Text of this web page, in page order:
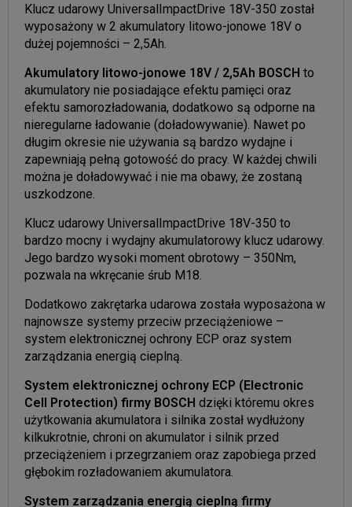
Klucz udarowy UniversalImpactDrive 18V-350 został
wyposażony w 2 akumulatory litowo-jonowe 18V o
dużej pojemności – 2,5Ah.
Akumulatory litowo-jonowe 18V / 2,5Ah BOSCH to
akumulatory nie posiadające efektu pamięci oraz
efektu samorozładowania, dodatkowo są odporne na
nieregularne ładowanie (doładowywanie). Nawet po
długim okresie nie używania są bardzo wydajne i
zapewniają pełną gotowość do pracy. W każdej chwili
można je doładowywać i nie ma obawy, że zostaną
uszkodzone.
Klucz udarowy UniversalImpactDrive 18V-350 to
bardzo mocny i wydajny akumulatorowy klucz udarowy.
Jego bardzo wysoki moment obrotowy – 350Nm,
pozwala na wkręcanie śrub M18.
Dodatkowo zakrętarka udarowa została wyposażona w
najnowsze systemy przeciw przeciążeniowe –
system elektronicznej ochrony ECP oraz system
zarządzania energią cieplną.
System elektronicznej ochrony ECP (Electronic
Cell Protection) firmy BOSCH dzięki któremu okres
użytkowania akumulatora i silnika został wydłużony
kilkukrotnie, chroni on akumulator i silnik przed
przeciążeniem i przegrzaniem oraz zapobiega przed
głębokim rozładowaniem akumulatora.
System zarządzania energią cieplną firmy